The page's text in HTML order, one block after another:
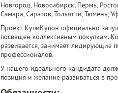
Новгород, Новосибирск, Пермь,
Самара, Саратов, Тольятти, Тюмень,
Проект КупиКупон официально
посвящен коллективным покупкам.
развивается, занимает лидирующие
профессионалов.
У нашего идеального кандидата
позиция и желание развиваться в